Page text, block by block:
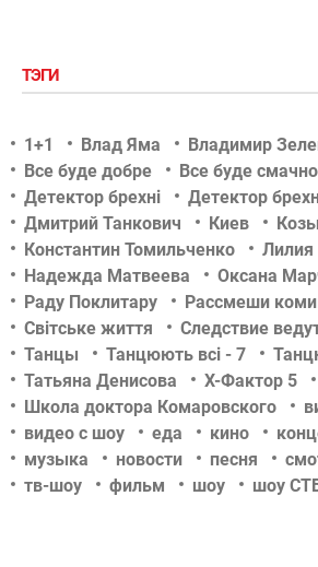
ТЭГИ
1+1 Влад Яма
Владимир
Все буде добре
Все буде смачно
Детектор брехні
Детектор
Дмитрий Танкович
Киев
Константин Томильченко
Лилия
Надежда Матвеева
Оксана
Раду Поклитару
Рассмеши
Світське життя
Следствие
Танцы
Танцюють всі - 7
Татьяна Денисова
Х-Фактор 5
Школа доктора Комаровского
видео с шоу
еда кино
музыка
новости песня
тв-шоу
фильм шоу шоу